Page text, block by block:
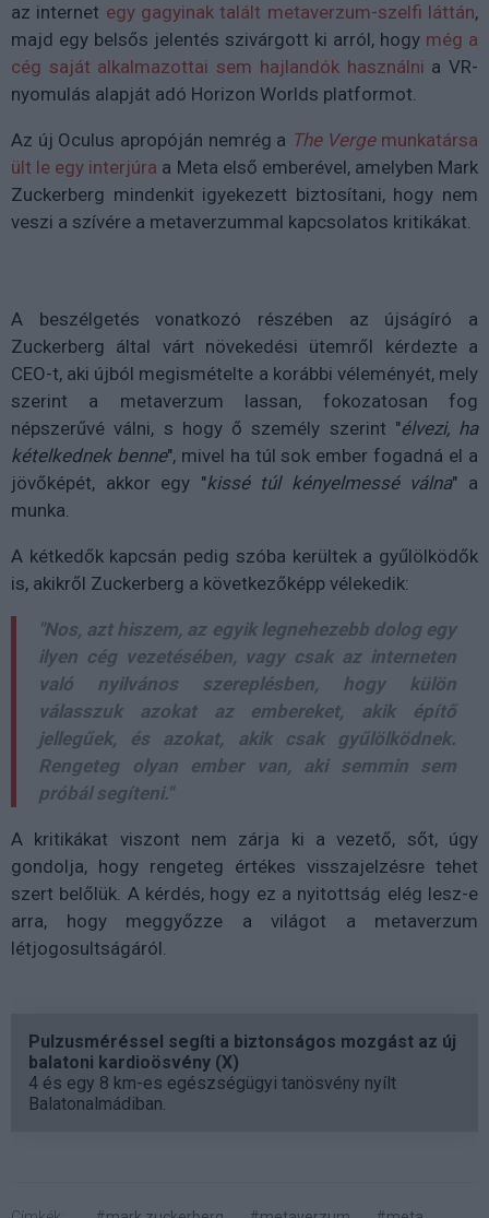
az internet egy gagyinak talált metaverzum-szelfi láttán,
majd egy belsős jelentés szivárgott ki arról, hogy még a
cég saját alkalmazottai sem hajlandók használni a VR-
nyomulás alapját adó Horizon Worlds platformot.
Az új Oculus apropóján nemrég a The Vergemunkatársa
ült le egy interjúra a Meta első emberével, amelyben Mark
Zuckerberg mindenkit igyekezett biztosítani, hogy nem
veszi a szívére a metaverzummal kapcsolatos kritikákat.
A beszélgetés vonatkozó részében az újságíró a
Zuckerberg által várt növekedési ütemről kérdezte a
CEO-t, aki újból megismételte a korábbi véleményét, mely
szerint a metaverzum lassan, fokozatosan fog
népszerűvé válni, s hogy ő személy szerint "élvezi, ha
kételkednek benne", mivel ha túl sok ember fogadná el a
jövőképét, akkor egy "kissé túl kényelmessé válna" a
munka.
A kétkedők kapcsán pedig szóba kerültek a gyűlölködők
is, akikről Zuckerberg a következőképp vélekedik:
"Nos, azt hiszem, az egyik legnehezebb dolog egy
ilyen cég vezetésében, vagy csak az interneten
való nyilvános szereplésben, hogy külön
válasszuk azokat az embereket, akik építő
jellegűek, és azokat, akik csak gyűlölködnek.
Rengeteg olyan ember van, aki semmin sem
próbál segíteni."
A kritikákat viszont nem zárja ki a vezető, sőt, úgy
gondolja, hogy rengeteg értékes visszajelzésre tehet
szert belőlük. A kérdés, hogy ez a nyitottság elég lesz-e
arra, hogy meggyőzze a világot a metaverzum
létjogosultságáról.
Pulzusméréssel segíti a biztonságos mozgást az új
balatoni kardioösvény (X)
4 és egy 8 km-es egészségügyi tanösvény nyílt
Balatonalmádiban.